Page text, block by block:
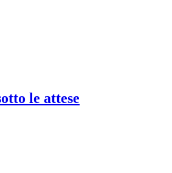
le attese